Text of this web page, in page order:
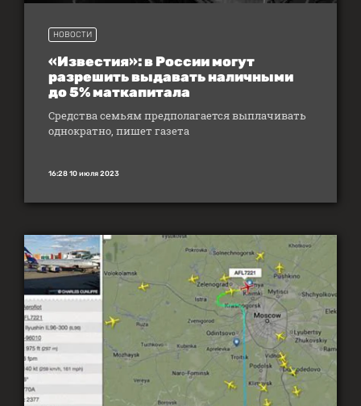
НОВОСТИ
«Известия»: в России могут
разрешить выдавать наличными
до 5% маткапитала
Средства семьям предполагается выплачивать
однократно, пишет газета
16:28 10 июля 2023